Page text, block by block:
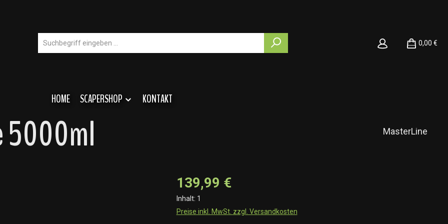
0,00 €
HOME SCAPERSHOP KONTAKT
5000ml MasterLine
139,99 €
Inhalt: 1
Preise inkl. MwSt. zzgl. Versandkosten